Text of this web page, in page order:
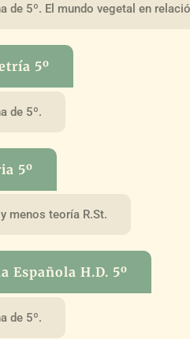
de 5º. El mundo vegetal en
5º
de 5º.
5º
menos teoría R.St.
Española H.D. 5º
de 5º.